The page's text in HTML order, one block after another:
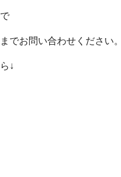
までお問い合わせください。
↓